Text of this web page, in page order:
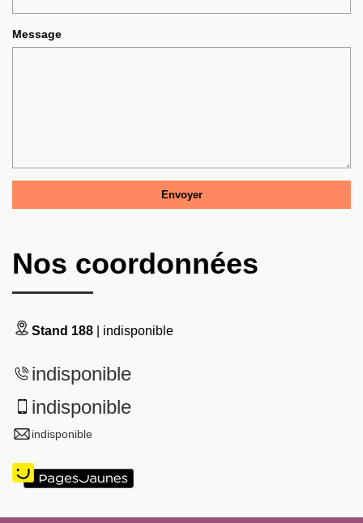
Message
Nos coordonnées
Stand 188 | indisponible
indisponible
indisponible
indisponible